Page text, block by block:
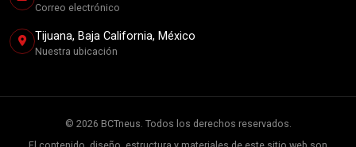
Correo electrónico
Tijuana, Baja California, México
Nuestra ubicación
© 2026 BCTneus. Todos los derechos reservados.